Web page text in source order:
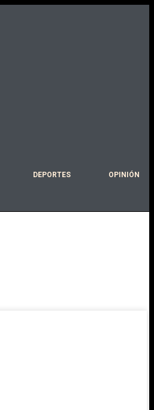
DEPORTES OPINIÓN